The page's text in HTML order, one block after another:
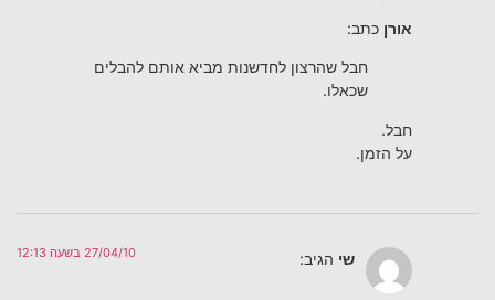
אורן כתב:
חבל שהרצון לחדשנות מביא אותם להבלים
שכאלו.
חבל.
על הזמן.
שי הגיב: 27/04/10 בשעה 12:13